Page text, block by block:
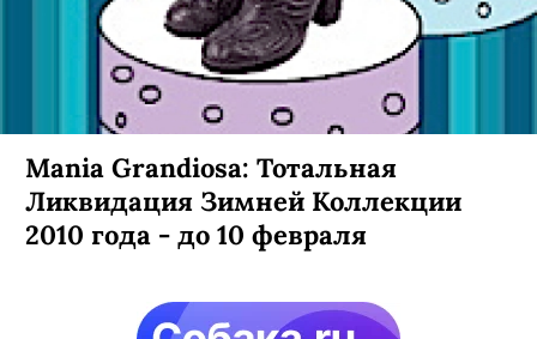
Mania Grandiosa: Тотальная
Ликвидация Зимней Коллекции
2010 года - до 10 февраля